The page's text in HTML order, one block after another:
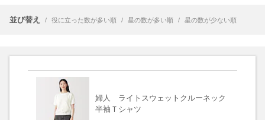
並び替え / 役に立った数が多い順 / 星の数が多い順 / 星の数が少ない順
婦人 ライトスウェットクルーネック
半袖Ｔシャツ